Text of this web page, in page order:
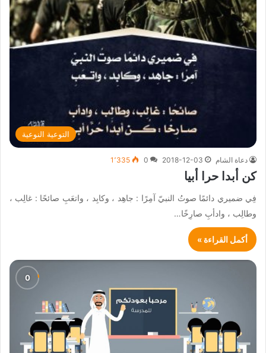
التوعية النوعية
دعاة الشام 2018-12-03
0 1٬335
كن أبدا حرا أبيا
فِي ضميري دائمًا صوتُ النبيّ آمِرًا : جاهِد ، وكابِد ، واتعَبِ صائحًا : غالِب ،
وطالِب ، وادأبِ صارِخًا…
أكمل القراءة »